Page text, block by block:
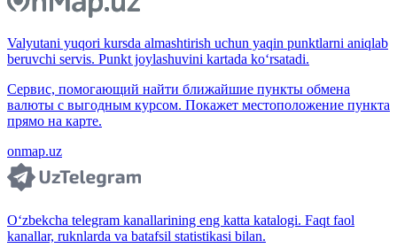
Valyutani yuqori kursda almashtirish uchun yaqin punktlarni aniqlab
beruvchi servis. Punkt joylashuvini kartada ko‘rsatadi.
Сервис, помогающий найти ближайшие пункты обмена
валюты с выгодным курсом. Покажет местоположение пункта
прямо на карте.
onmap.uz
O‘zbekcha telegram kanallarining eng katta katalogi. Faqt faol
kanallar, ruknlarda va batafsil statistikasi bilan.